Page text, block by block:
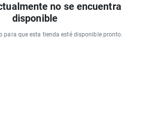
no se encuentra
disponible
para que esta tienda esté disponible pronto.